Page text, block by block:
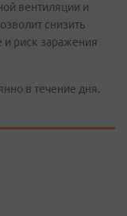
вентиляции и
снизить
и риск заражения
в течение дня.